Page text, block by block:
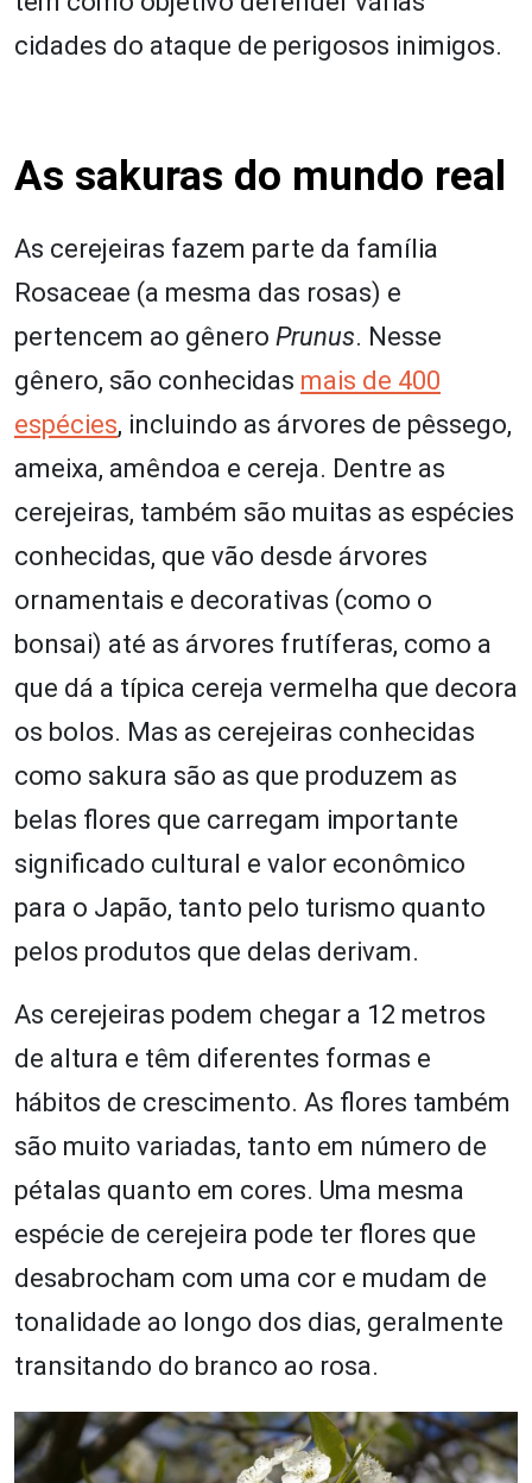
cidades do ataque de perigosos inimigos.
As sakuras do mundo real
As cerejeiras fazem parte da família
Rosaceae (a mesma das rosas) e
pertencem ao gênero Prunus. Nesse
gênero, são conhecidas mais de 400
espécies, incluindo as árvores de pêssego,
ameixa, amêndoa e cereja. Dentre as
cerejeiras, também são muitas as espécies
conhecidas, que vão desde árvores
ornamentais e decorativas (como o
bonsai) até as árvores frutíferas, como a
que dá a típica cereja vermelha que decora
os bolos. Mas as cerejeiras conhecidas
como sakura são as que produzem as
belas flores que carregam importante
significado cultural e valor econômico
para o Japão, tanto pelo turismo quanto
pelos produtos que delas derivam.
As cerejeiras podem chegar a 12 metros
de altura e têm diferentes formas e
hábitos de crescimento. As flores também
são muito variadas, tanto em número de
pétalas quanto em cores. Uma mesma
espécie de cerejeira pode ter flores que
desabrocham com uma cor e mudam de
tonalidade ao longo dos dias, geralmente
transitando do branco ao rosa.